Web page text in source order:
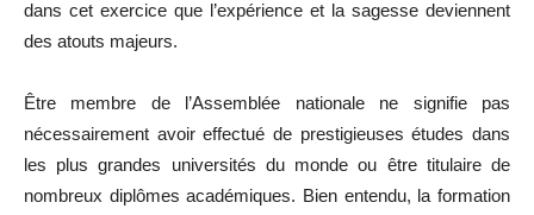
dans cet exercice que l’expérience et la sagesse deviennent
des atouts majeurs.
Être membre de l’Assemblée nationale ne signifie pas
nécessairement avoir effectué de prestigieuses études dans
les plus grandes universités du monde ou être titulaire de
nombreux diplômes académiques. Bien entendu, la formation